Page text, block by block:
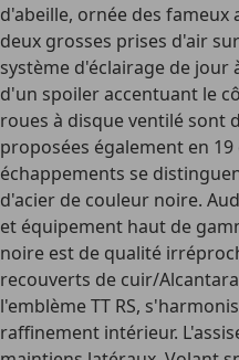
d'abeille, ornée des
deux grosses prises d'air
système d'éclairage de jour
d'un spoiler accentuant le
roues à disque ventilé sont
proposées également en 19
échappements se
d'acier de couleur noire.
et équipement haut de
noire est de qualité
recouverts de cuir/
l'emblème TT RS,
raffinement intérieur.